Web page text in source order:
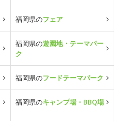
福岡県のフェア
福岡県の遊園地・テーマパー
ク
福岡県のフードテーマパーク
福岡県のキャンプ場・BBQ場